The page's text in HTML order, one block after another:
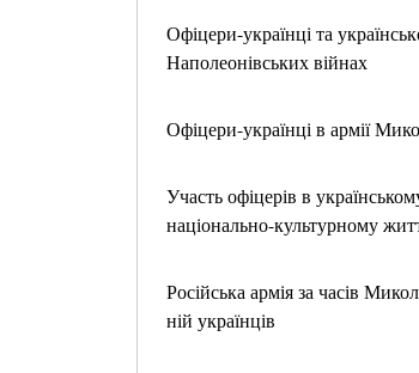
Офіцери-українці та
Наполеонівських війнах
Офіцери-українці в армії
Участь офіцерів в
національно-культурному
Російська армія за часів
ній українців